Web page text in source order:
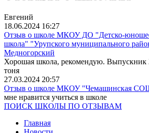
Евгений
18.06.2024 16:27
Отзыв о школе МКОУ ДО "Детско-
школа" "Урупского муниципального
Медногорский
Хорошая школа, рекомендую. Выпускник
тоня
27.03.2024 20:57
Отзыв о школе МКОУ "Чемашинская
мне нравится учиться в школе
ПОИСК ШКОЛЫ ПО ОТЗЫВАМ
Главная